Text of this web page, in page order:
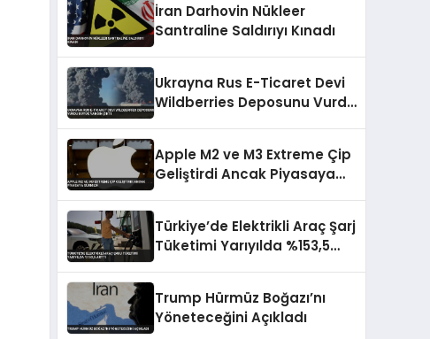
İran Darhovin Nükleer
Santraline Saldırıyı Kınadı
Ukrayna Rus E-Ticaret Devi
Wildberries Deposunu Vurdu
Apple M2 ve M3 Extreme Çip
Geliştirdi Ancak Piyasaya
Türkiye’de Elektrikli Araç Şarj
Tüketimi Yarıyılda %153,5
Trump Hürmüz Boğazı’nı
Yöneteceğini Açıkladı